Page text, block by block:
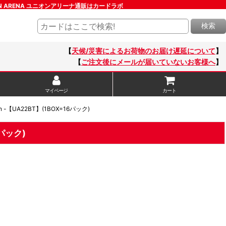
ユニオンアリーナ通販はカードラボ
検索
【天候/災害によるお荷物のお届け遅延について】
【ご注文後にメールが届いていないお客様へ】
マイページ カート
-【UA22BT】(1BOX=16パック)
ック)